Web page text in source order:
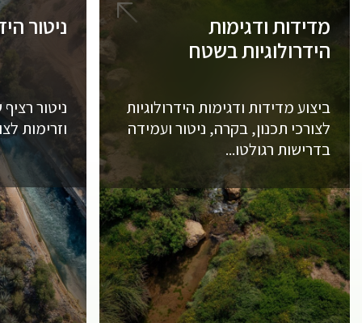
מדידות ודגימות
הידרולוגיות בשטח
ביצוע מדידות ודגימות הידרולוגיות
לצורכי תכנון, בקרה, ניטור ועמידה
בדרישות רגולטו...
ניטור
ניטור
וזרימות